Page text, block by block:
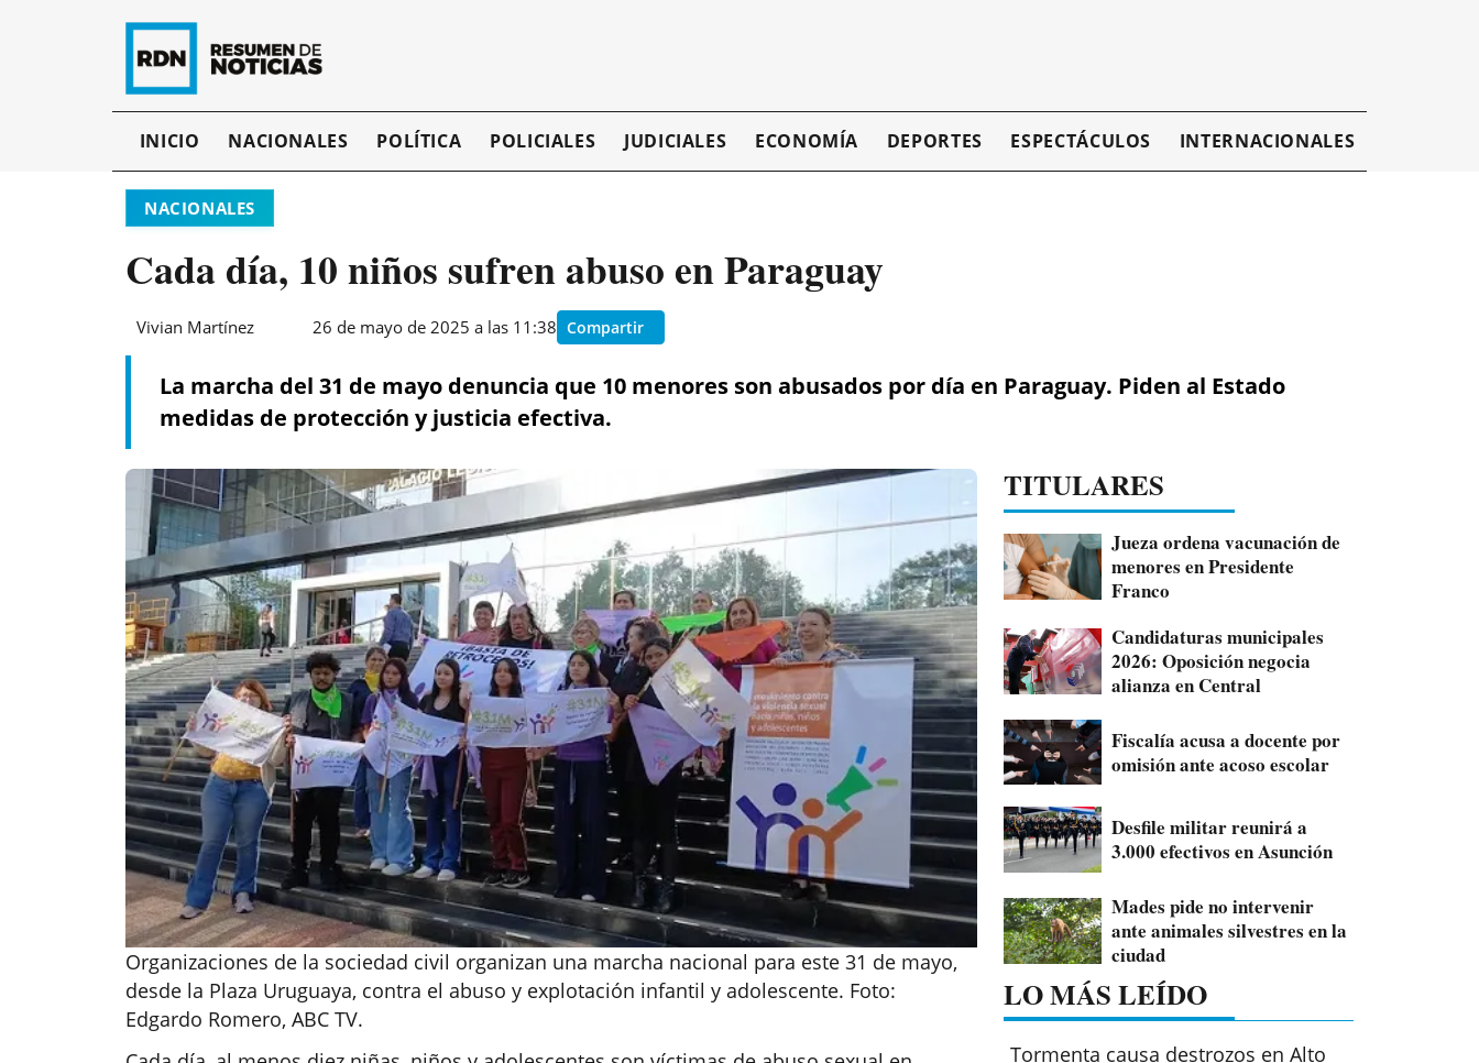
INICIO NACIONALES POLÍTICA POLICIALES JUDICIALES ECONOMÍA DEPORTES ESPECTÁCULOS INTERNACIONALES
NACIONALES
Cada día, 10 niños sufren abuso en Paraguay
Vivian Martínez 26 de mayo de 2025 a las 11:38 Compartir
La marcha del 31 de mayo denuncia que 10 menores son abusados por día en Paraguay. Piden al Estado
medidas de protección y justicia efectiva.
Organizaciones de la sociedad civil organizan una marcha nacional para este 31 de mayo,
desde la Plaza Uruguaya, contra el abuso y explotación infantil y adolescente. Foto:
Edgardo Romero, ABC TV.
TITULARES
Jueza ordena vacunación de
menores en Presidente
Franco
Candidaturas municipales
2026: Oposición negocia
alianza en Central
Fiscalía acusa a docente por
omisión ante acoso escolar
Desfile militar reunirá a
3.000 efectivos en Asunción
Mades pide no intervenir
ante animales silvestres en la
ciudad
LO MÁS LEÍDO
Tormenta causa destrozos en Alto